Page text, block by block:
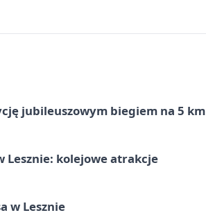
jubileuszowym biegiem na 5 km
Lesznie: kolejowe atrakcje
w Lesznie